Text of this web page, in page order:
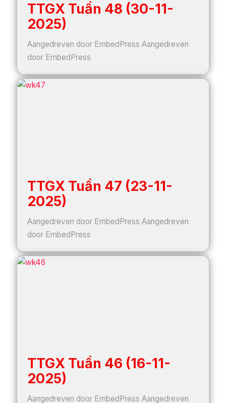
TTGX Tuần 48 (30-11-
2025)
Aangedreven door EmbedPress Aangedreven
door EmbedPress
TTGX Tuần 47 (23-11-
2025)
Aangedreven door EmbedPress Aangedreven
door EmbedPress
TTGX Tuần 46 (16-11-
2025)
Aangedreven door EmbedPress Aangedreven